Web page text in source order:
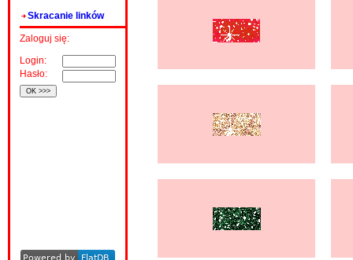
Skracanie linków
Zaloguj się:
Login:
Hasło: